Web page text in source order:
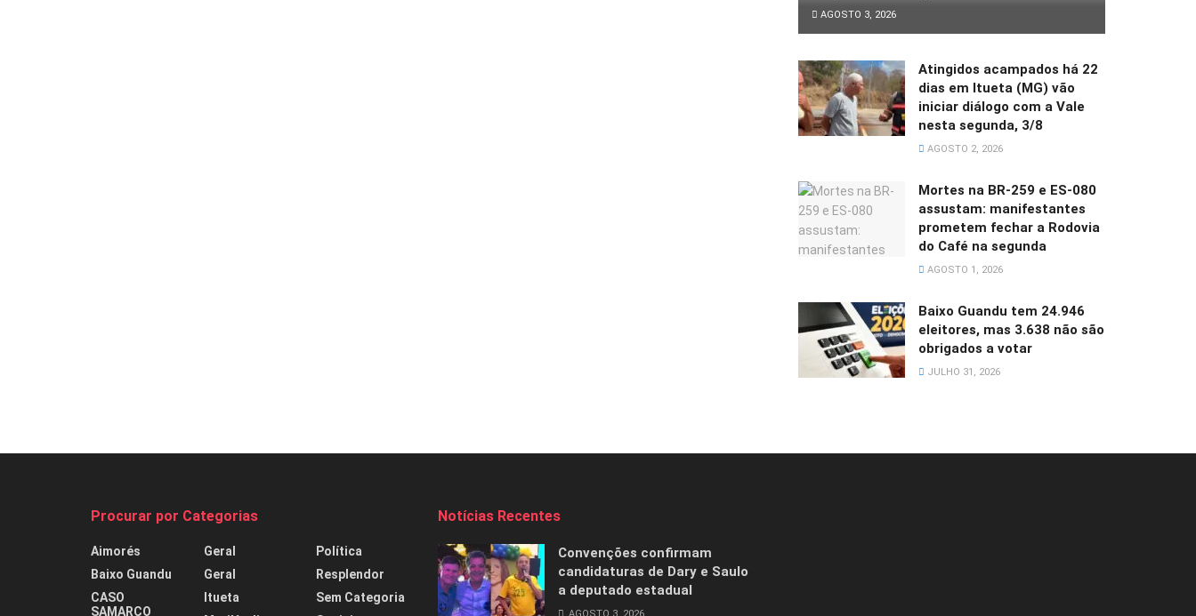
AGOSTO 3, 2026
Atingidos acampados há 22
dias em Itueta (MG) vão
iniciar diálogo com a Vale
nesta segunda, 3/8
AGOSTO 2, 2026
Mortes na BR-259 e ES-080
assustam: manifestantes
prometem fechar a Rodovia
do Café na segunda
AGOSTO 1, 2026
Baixo Guandu tem 24.946
eleitores, mas 3.638 não são
obrigados a votar
JULHO 31, 2026
Procurar por Categorias
Aimorés
Baixo Guandu
CASO
SAMARCO
Geral
Geral
Itueta
Política
Resplendor
Sem Categoria
Notícias Recentes
Convenções confirmam
candidaturas de Dary e Saulo
a deputado estadual
AGOSTO 3, 2026